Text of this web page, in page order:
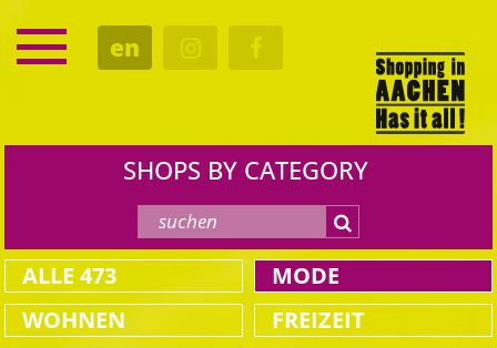
en
DATES
SHOPS BY CATEGORY
ALLE 473 MODE
WOHNEN
FREIZEIT